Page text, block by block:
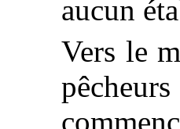
aucun
Vers le